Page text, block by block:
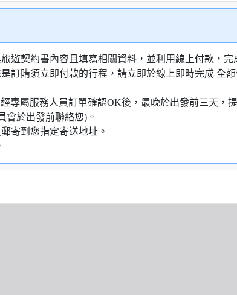
遊契約書內容且填寫相關資料，並利用線上付款，完
訂購須立即付款的行程，請立即於線上即時完成 全
專屬服務人員訂單確認OK後，最晚於出發前三天，
會於出發前聯絡您)。
寄到您指定寄送地址。